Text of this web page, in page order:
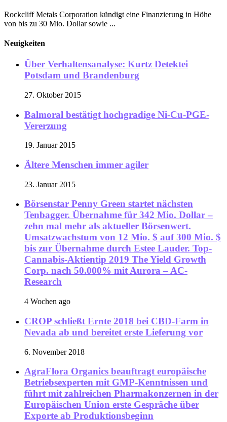
Rockcliff Metals Corporation kündigt eine Finanzierung in Höhe
von bis zu 30 Mio. Dollar sowie ...
Neuigkeiten
Über Verhaltensanalyse: Kurtz Detektei
Potsdam und Brandenburg
27. Oktober 2015
Balmoral bestätigt hochgradige Ni-Cu-PGE-
Vererzung
19. Januar 2015
Ältere Menschen immer agiler
23. Januar 2015
Börsenstar Penny Green startet nächsten
Tenbagger. Übernahme für 342 Mio. Dollar –
zehn mal mehr als aktueller Börsenwert.
Umsatzwachstum von 12 Mio. $ auf 300 Mio. $
bis zur Übernahme durch Estee Lauder. Top-
Cannabis-Aktientip 2019 The Yield Growth
Corp. nach 50.000% mit Aurora – AC-
Research
4 Wochen ago
CROP schließt Ernte 2018 bei CBD-Farm in
Nevada ab und bereitet erste Lieferung vor
6. November 2018
AgraFlora Organics beauftragt europäische
Betriebsexperten mit GMP-Kenntnissen und
führt mit zahlreichen Pharmakonzernen in der
Europäischen Union erste Gespräche über
Exporte ab Produktionsbeginn